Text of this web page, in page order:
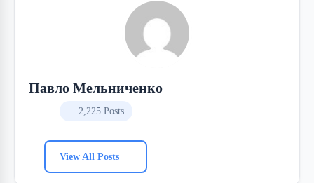
Павло Мельниченко
2,225 Posts
View All Posts